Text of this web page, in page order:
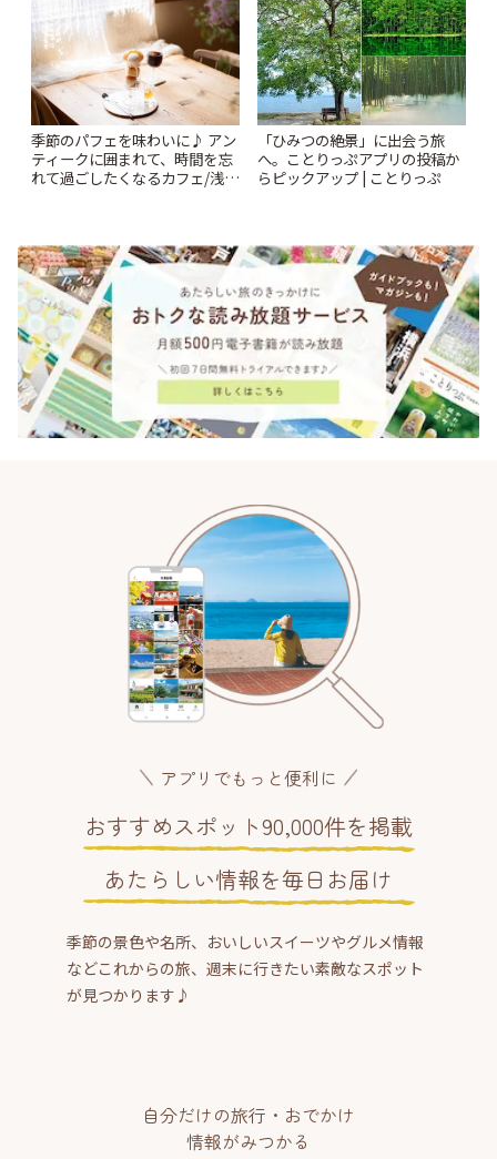
季節のパフェを味わいに♪ アン
ティークに囲まれて、時間を忘
れて過ごしたくなるカフェ/浅草
「ひみつの絶景」に出会う旅
へ。ことりっぷアプリの投稿か
らピックアップ | ことりっぷ
アプリでもっと便利に
おすすめスポット90,000件を掲載
あたらしい情報を毎日お届け
季節の景色や名所、おいしいスイーツやグルメ情報
などこれからの旅、週末に行きたい素敵なスポット
が見つかります♪
自分だけの旅行・おでかけ
情報がみつかる